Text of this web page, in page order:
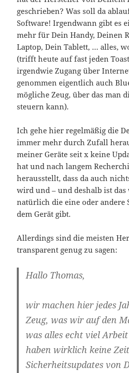
geschrieben? Was soll da
Software! Irgendwann gibt es
mehr für Dein Handy, Deinen
Laptop, Dein Tablett, … alles,
(trifft heute auf fast jeden
irgendwie Zugang über
genommen eigentlich auch
mögliche Zeug, über das man
steuern kann).
Ich gehe hier regelmäßig die
immer mehr durch Zufall
meiner Geräte seit x keine
hat und nach langem
herausstellt, dass da auch
wird und – und deshalb ist das
natürlich die eine oder andere
dem Gerät gibt.
Allerdings sind die meisten
transparent genug zu sagen:
Hallo Thomas,
wir machen hier jedes
Zeug, was wir auf den
was alles echt viel
haben wirklich keine
Sicherheitsupdates von